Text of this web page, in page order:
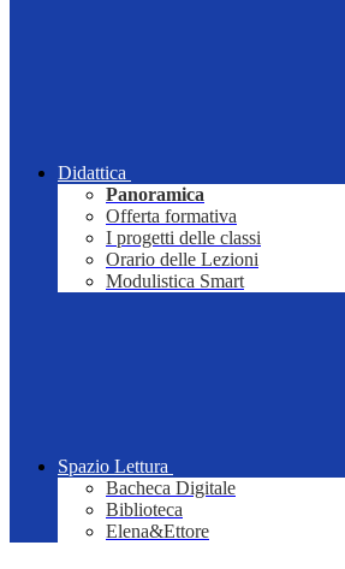
Didattica
Panoramica
Offerta formativa
I progetti delle classi
Orario delle Lezioni
Modulistica Smart
Spazio Lettura
Bacheca Digitale
Biblioteca
Elena&Ettore